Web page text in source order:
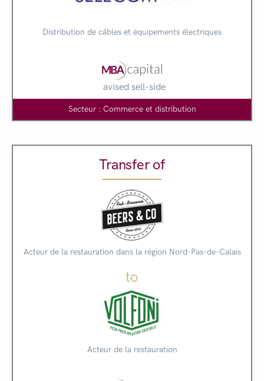
Distribution de câbles et équipements électriques
avised sell-side
Secteur : Commerce et distribution
Transfer of
Acteur de la restauration dans la région Nord-Pas-de-Calais
to
Acteur de la restauration